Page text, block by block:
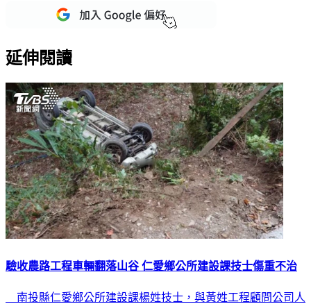
延伸閱讀
驗收農路工程車輛翻落山谷 仁愛鄉公所建設課技士傷重不治
南投縣仁愛鄉公所建設課楊姓技士，與黃姓工程顧問公司人